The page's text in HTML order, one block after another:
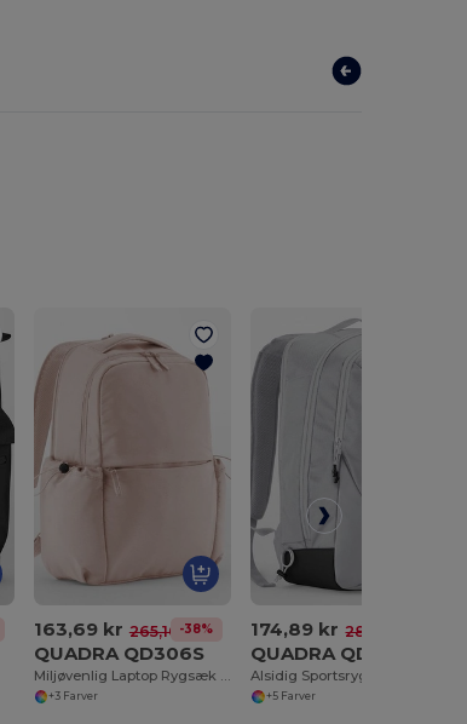
163,69 kr 265,10 kr
-38%
QUADRA QD306S
+3 Farver
174,89 kr 282,63 kr
QUADRA QD475S
+5 Farver